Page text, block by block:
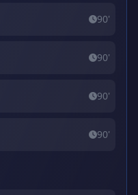
90'
90'
90'
90'